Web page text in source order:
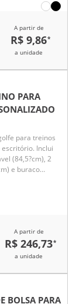
A partir de
R$ 9,86*
a unidade
PARA
para treinos
Inclui
(84,5?cm), 2
e buraco
A partir de
R$ 246,73*
a unidade
BOLSA PARA